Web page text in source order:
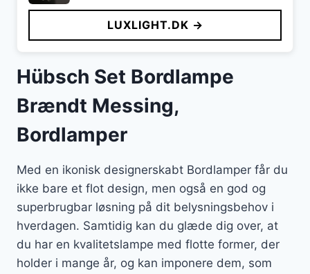
LUXLIGHT.DK →
Hübsch Set Bordlampe
Brændt Messing,
Bordlamper
Med en ikonisk designerskabt Bordlamper får du
ikke bare et flot design, men også en god og
superbrugbar løsning på dit belysningsbehov i
hverdagen. Samtidig kan du glæde dig over, at
du har en kvalitetslampe med flotte former, der
holder i mange år, og kan imponere dem, som